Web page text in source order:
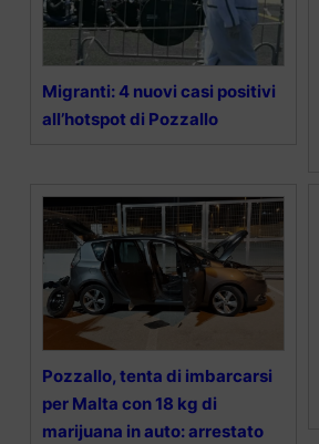
Migranti: 4 nuovi casi positivi
all’hotspot di Pozzallo
Pozzallo, tenta di imbarcarsi
per Malta con 18 kg di
marijuana in auto: arrestato